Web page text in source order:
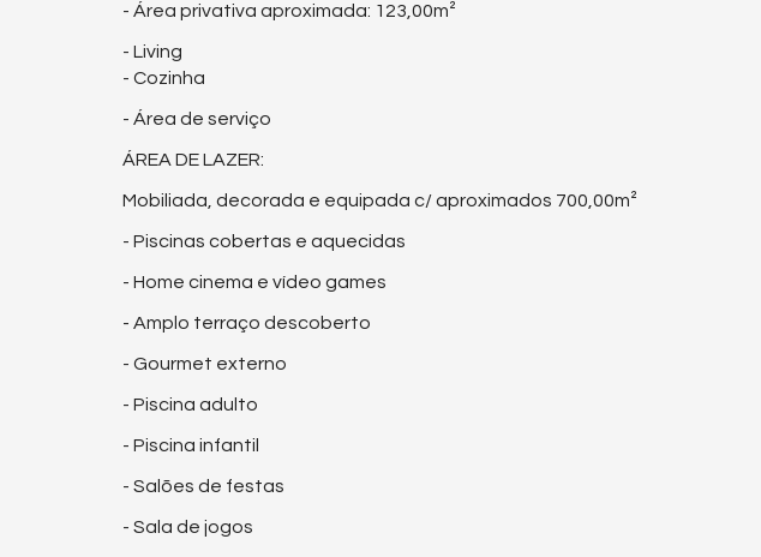
- Área privativa aproximada: 123,00m²
- Living
- Cozinha
- Área de serviço
ÁREA DE LAZER:
Mobiliada, decorada e equipada c/ aproximados 700,00m²
- Piscinas cobertas e aquecidas
- Home cinema e vídeo games
- Amplo terraço descoberto
- Gourmet externo
- Piscina adulto
- Piscina infantil
- Salões de festas
- Sala de jogos